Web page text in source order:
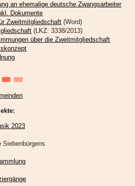
an ehemalige deutsche Zwangsarbeiter
Dokumente
Zweitmitgliedschaft (Word)
(LKZ: 3338/2013)
über die Zweitmitgliedschaft
2023
Siebenbürgens